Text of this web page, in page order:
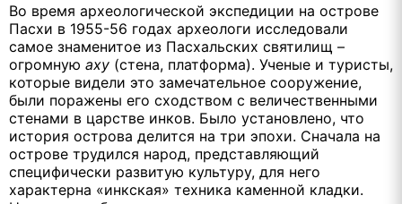
Во время археологической экспедиции на острове
Пасхи в 1955-56 годах археологи исследовали
самое знаменитое из Пасхальских святилищ –
огромную аху (стена, платформа). Ученые и туристы,
которые видели это замечательное сооружение,
были поражены его сходством с величественными
стенами в царстве инков. Было установлено, что
история острова делится на три эпохи. Сначала на
острове трудился народ, представляющий
специфически развитую культуру, для него
характерна «инкская» техника каменной кладки.